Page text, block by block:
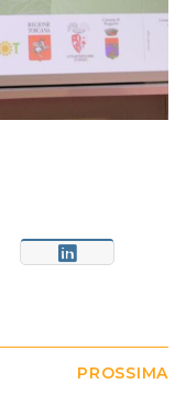
CONDIVIDI
PROSSIMA